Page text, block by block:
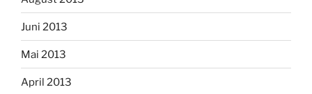
Juni 2013
Mai 2013
April 2013